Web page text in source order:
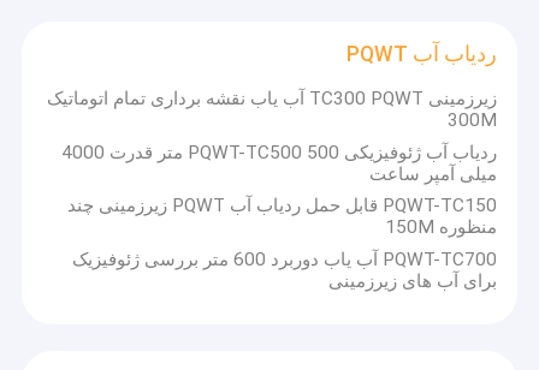
ردیاب آب PQWT
زیرزمینی TC300 PQWT آب یاب نقشه برداری تمام اتوماتیک
300M
ردیاب آب ژئوفیزیکی PQWT-TC500 500 متر قدرت 4000
میلی آمپر ساعت
PQWT-TC150 قابل حمل ردیاب آب PQWT زیرزمینی چند
منظوره 150M
PQWT-TC700 آب یاب دوربرد 600 متر بررسی ژئوفیزیک
برای آب های زیرزمینی